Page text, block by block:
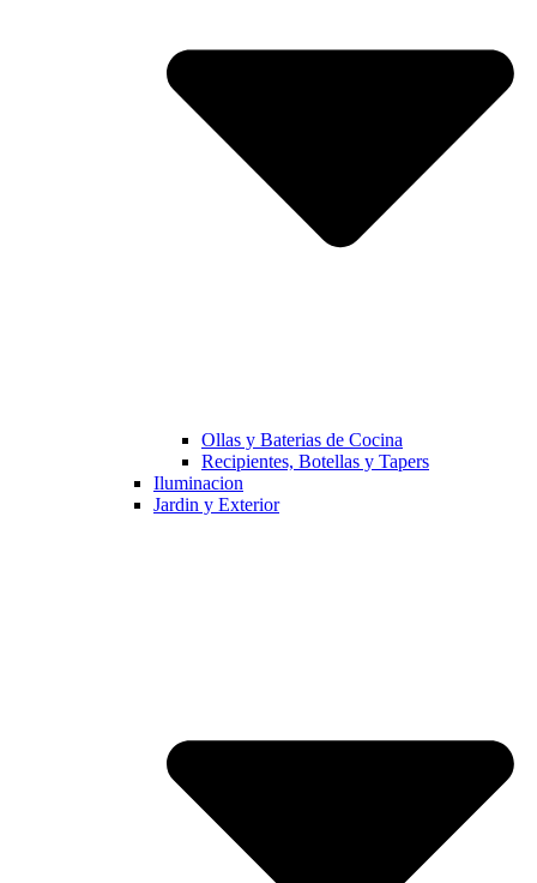
Ollas y Baterias de Cocina
Recipientes, Botellas y Tapers
Iluminacion
Jardin y Exterior